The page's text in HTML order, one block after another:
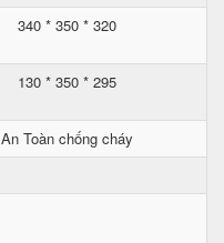
340 * 350 * 320
130 * 350 * 295
An Toàn chống cháy